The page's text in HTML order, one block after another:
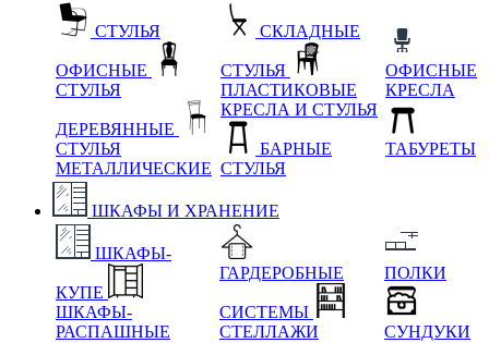
СТУЛЬЯ
ОФИСНЫЕ
СТУЛЬЯ
ДЕРЕВЯННЫЕ
СТУЛЬЯ
МЕТАЛЛИЧЕСКИЕ
СКЛАДНЫЕ
СТУЛЬЯ
ПЛАСТИКОВЫЕ
КРЕСЛА И СТУЛЬЯ
БАРНЫЕ
СТУЛЬЯ
ОФИСНЫЕ
КРЕСЛА
ТАБУРЕТЫ
ШКАФЫ И ХРАНЕНИЕ
ШКАФЫ-
КУПЕ
ШКАФЫ-
РАСПАШНЫЕ
ГАРДЕРОБНЫЕ
СИСТЕМЫ
СТЕЛЛАЖИ
ПОЛКИ
СУНДУКИ